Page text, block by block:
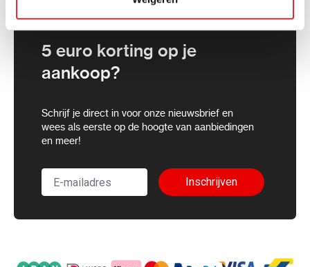
5 euro korting op je
aankoop?
Schrijf je direct in voor onze nieuwsbrief en
wees als eerste op de hoogte van aanbiedingen
en meer!
Inschrijven